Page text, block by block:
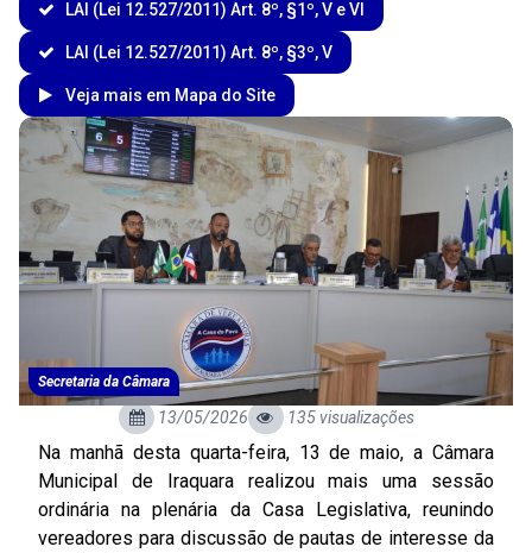
LAI (Lei 12.527/2011) Art. 8º, §1º, V e VI
LAI (Lei 12.527/2011) Art. 8º, §3º, V
Veja mais em Mapa do Site
Secretaria da Câmara
13/05/2026 135 visualizações
Na manhã desta quarta-feira, 13 de maio, a Câmara
Municipal de Iraquara realizou mais uma sessão
ordinária na plenária da Casa Legislativa, reunindo
vereadores para discussão de pautas de interesse da